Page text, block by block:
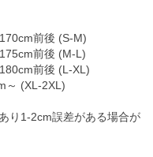
前後 (S-M)
前後 (M-L)
前後 (L-XL)
～ (XL-2XL)
り1-2cm誤差がある場合が